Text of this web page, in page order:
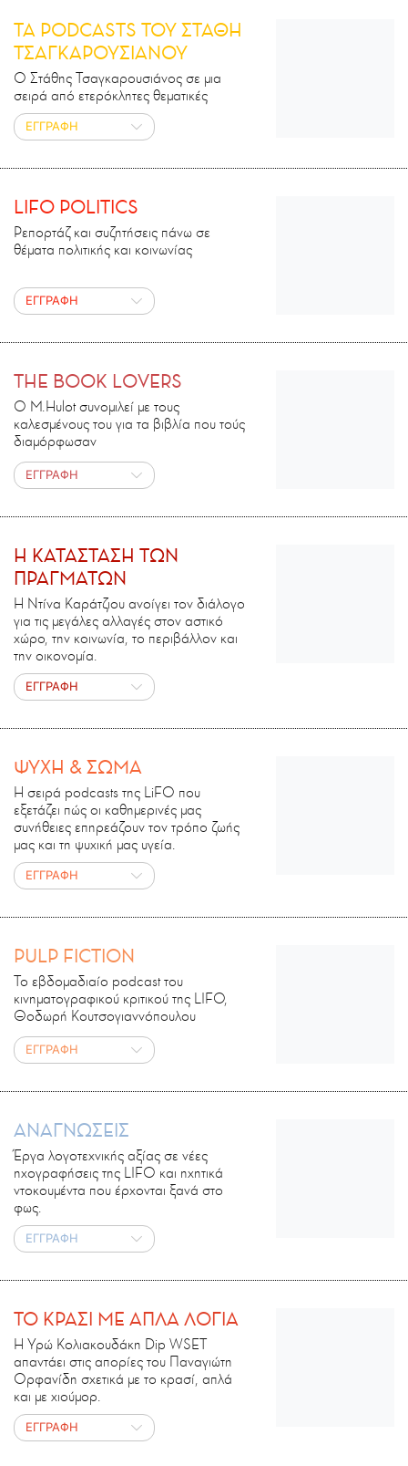
ΤΑ PODCASTS ΤΟΥ ΣΤΑΘΗ
ΤΣΑΓΚΑΡΟΥΣΙΑΝΟΥ
Ο Στάθης Τσαγκαρουσιάνος σε μια
σειρά από ετερόκλητες θεματικές
ΕΓΓΡΑΦΗ
LIFO POLITICS
Ρεπορτάζ και συζητήσεις πάνω σε
θέματα πολιτικής και κοινωνίας
ΕΓΓΡΑΦΗ
THE BOOK LOVERS
Ο M.Ηulot συνομιλεί με τους
καλεσμένους του για τα βιβλία που τούς
διαμόρφωσαν
ΕΓΓΡΑΦΗ
H ΚΑΤΑΣΤΑΣΗ ΤΩΝ
ΠΡΑΓΜΑΤΩΝ
Η Ντίνα Καράτζιου ανοίγει τον διάλογο
για τις μεγάλες αλλαγές στον αστικό
χώρο, την κοινωνία, το περιβάλλον και
την οικονομία.
ΕΓΓΡΑΦΗ
ΨΥΧΗ & ΣΩΜΑ
Η σειρά podcasts της LiFO που
εξετάζει πώς οι καθημερινές μας
συνήθειες επηρεάζουν τον τρόπο ζωής
μας και τη ψυχική μας υγεία.
ΕΓΓΡΑΦΗ
PULP FICTION
Το εβδομαδιαίο podcast του
κινηματογραφικού κριτικού της LIFO,
Θοδωρή Κουτσογιαννόπουλου
ΕΓΓΡΑΦΗ
ΑΝΑΓΝΩΣΕΙΣ
Έργα λογοτεχνικής αξίας σε νέες
ηχογραφήσεις της LIFO και ηχητικά
ντοκουμέντα που έρχονται ξανά στο
φως.
ΕΓΓΡΑΦΗ
ΤΟ ΚΡΑΣΙ ΜΕ ΑΠΛΑ ΛΟΓΙΑ
Η Υρώ Κολιακουδάκη Dip WSET
απαντάει στις απορίες του Παναγιώτη
Ορφανίδη σχετικά με το κρασί, απλά
και με χιούμορ.
ΕΓΓΡΑΦΗ